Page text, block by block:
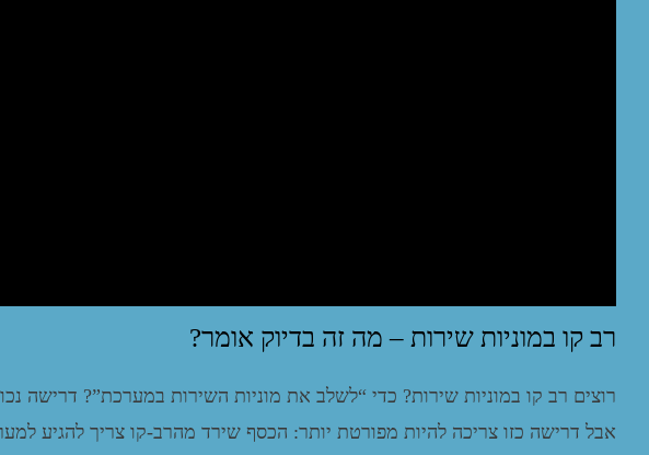
רב קו במוניות שירות – מה זה בדיוק אומר?
רוצים רב קו במוניות שירות? כדי “לשלב את מוניות השירות במערכת”? דרישה
אבל דרישה כזו צריכה להיות מפורטת יותר: הכסף שירד מהרב-קו צריך להגיע